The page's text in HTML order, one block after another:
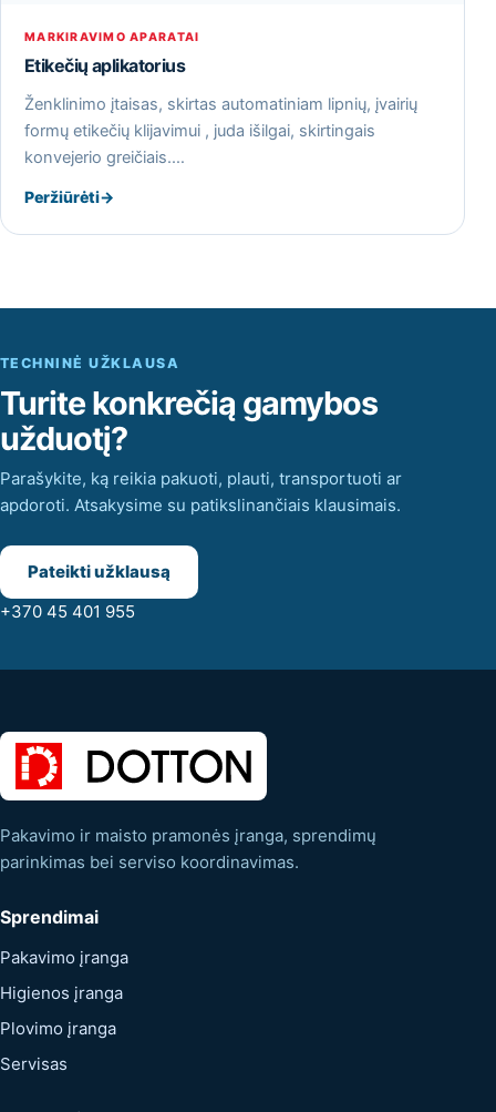
MARKIRAVIMO APARATAI
Etikečių aplikatorius
Ženklinimo įtaisas, skirtas automatiniam lipnių, įvairių
formų etikečių klijavimui , juda išilgai, skirtingais
konvejerio greičiais.…
Peržiūrėti→
TECHNINĖ UŽKLAUSA
Turite konkrečią gamybos
užduotį?
Parašykite, ką reikia pakuoti, plauti, transportuoti ar
apdoroti. Atsakysime su patikslinančiais klausimais.
Pateikti užklausą
+370 45 401 955
Pakavimo ir maisto pramonės įranga, sprendimų
parinkimas bei serviso koordinavimas.
Sprendimai
Pakavimo įranga
Higienos įranga
Plovimo įranga
Servisas